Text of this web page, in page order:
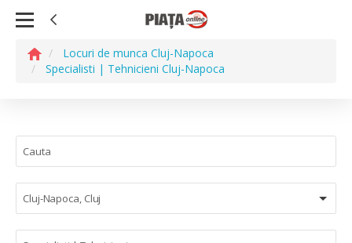
Locuri de munca Cluj-Napoca
Specialisti | Tehnicieni Cluj-Napoca
Cluj-Napoca, Cluj